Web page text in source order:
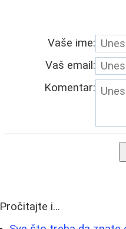
Vaše ime:
Vaš email:
Komentar:
Pročitajte i...